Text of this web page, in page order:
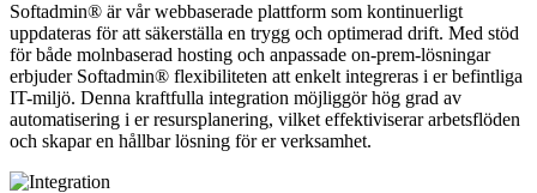
Softadmin® är vår webbaserade plattform som kontinuerligt
uppdateras för att säkerställa en trygg och optimerad drift. Med stöd
för både molnbaserad hosting och anpassade on-prem-lösningar
erbjuder Softadmin® flexibiliteten att enkelt integreras i er befintliga
IT-miljö. Denna kraftfulla integration möjliggör hög grad av
automatisering i er resursplanering, vilket effektiviserar arbetsflöden
och skapar en hållbar lösning för er verksamhet.